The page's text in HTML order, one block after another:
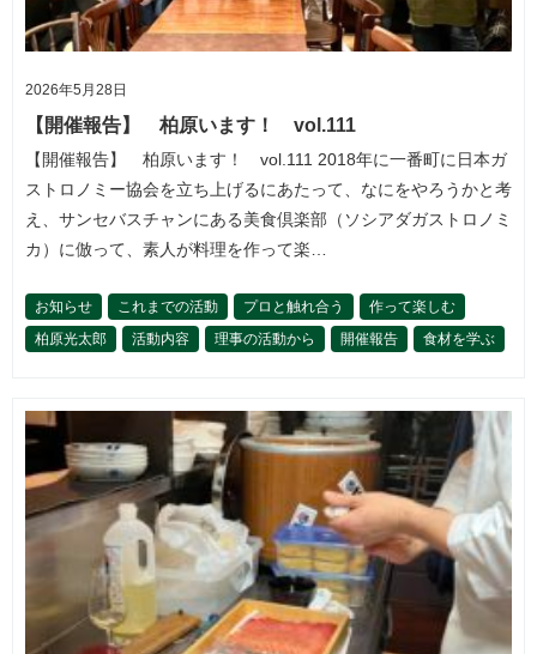
2026年5月28日
【開催報告】 柏原います！ vol.111
【開催報告】 柏原います！ vol.111 2018年に一番町に日本ガ
ストロノミー協会を立ち上げるにあたって、なにをやろうかと考
え、サンセバスチャンにある美食倶楽部（ソシアダガストロノミ
カ）に倣って、素人が料理を作って楽…
お知らせ これまでの活動 プロと触れ合う
作って楽しむ
柏原光太郎
活動内容 理事の活動から 開催報告 食材を学ぶ